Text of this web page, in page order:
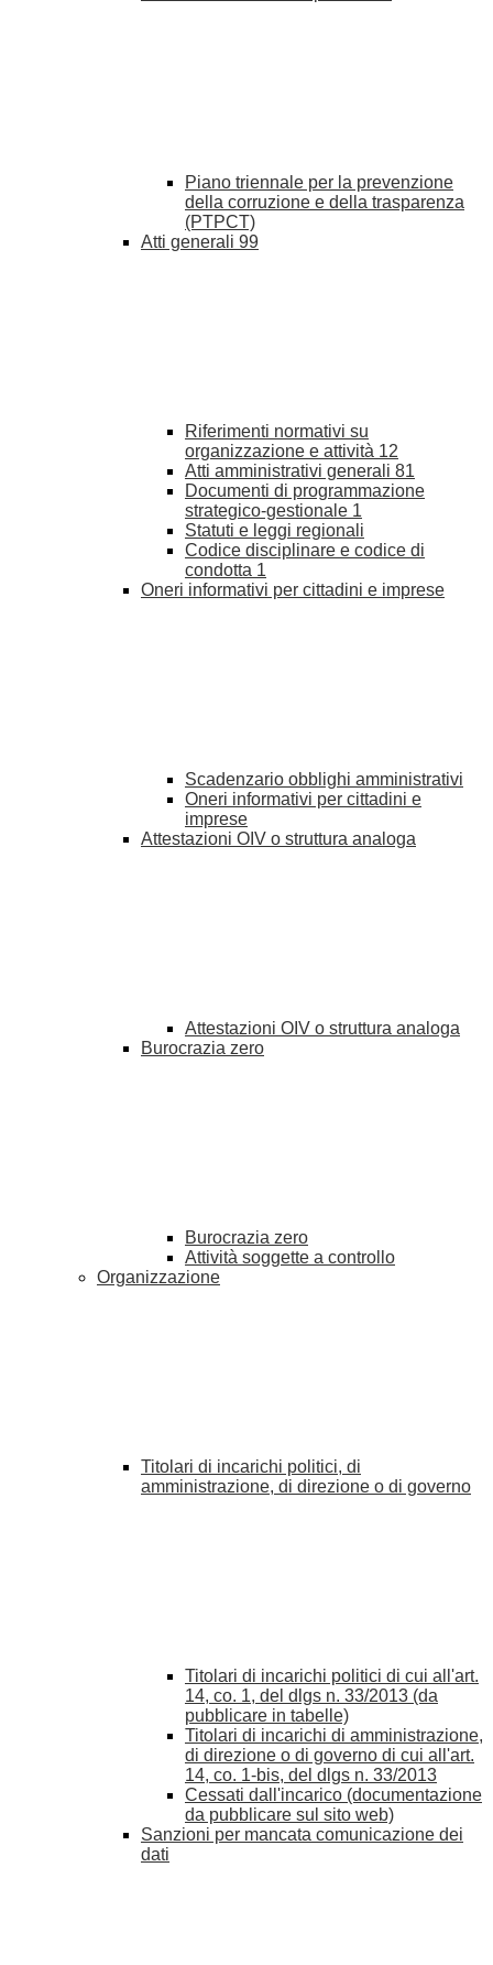
Piano triennale per la prevenzione
della corruzione e della trasparenza
(PTPCT)
Atti generali 99
Riferimenti normativi su
organizzazione e attività 12
Atti amministrativi generali 81
Documenti di programmazione
strategico-gestionale 1
Statuti e leggi regionali
Codice disciplinare e codice di
condotta 1
Oneri informativi per cittadini e imprese
Scadenzario obblighi amministrativi
Oneri informativi per cittadini e
imprese
Attestazioni OIV o struttura analoga
Attestazioni OIV o struttura analoga
Burocrazia zero
Burocrazia zero
Attività soggette a controllo
Organizzazione
Titolari di incarichi politici, di
amministrazione, di direzione o di governo
Titolari di incarichi politici di cui all'art.
14, co. 1, del dlgs n. 33/2013 (da
pubblicare in tabelle)
Titolari di incarichi di amministrazione,
di direzione o di governo di cui all'art.
14, co. 1-bis, del dlgs n. 33/2013
Cessati dall'incarico (documentazione
da pubblicare sul sito web)
Sanzioni per mancata comunicazione dei
dati